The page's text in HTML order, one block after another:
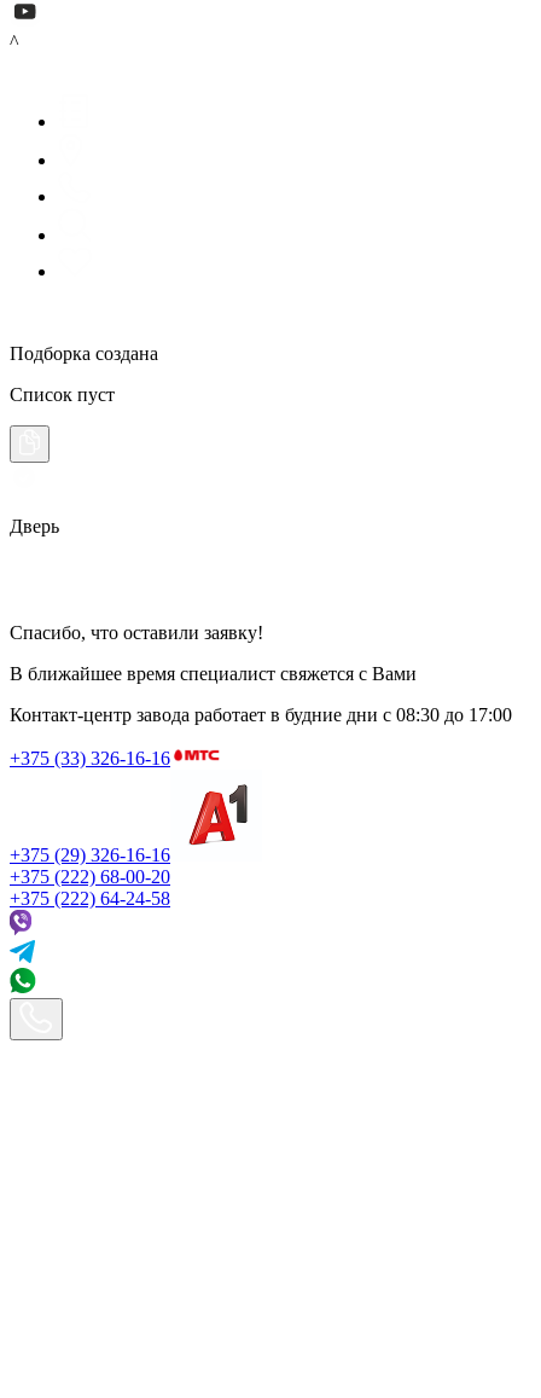
^
Подборка создана
Список пуст
Дверь
Спасибо, что оставили заявку!
В ближайшее время специалист свяжется с Вами
Контакт-центр завода работает в будние дни с 08:30 до 17:00
+375 (33) 326-16-16
+375 (29) 326-16-16
+375 (222) 68-00-20
+375 (222) 64-24-58